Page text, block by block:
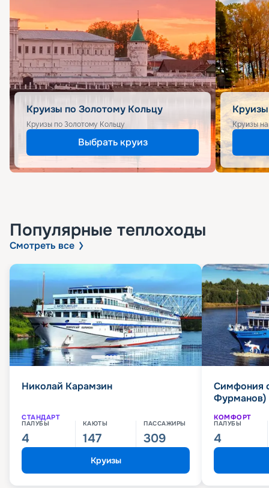
Круизы по Золотому Кольцу
Круизы по Золотому Кольцу
Выбрать круиз
Круизы
Популярные теплоходы
Смотреть все
Николай Карамзин
СТАНДАРТ
ПАЛУБЫ
4
КАЮТЫ
147
ПАССАЖИРЫ
309
Круизы
Симфония
Фурманов)
КОМФОРТ
ПАЛУБЫ
4